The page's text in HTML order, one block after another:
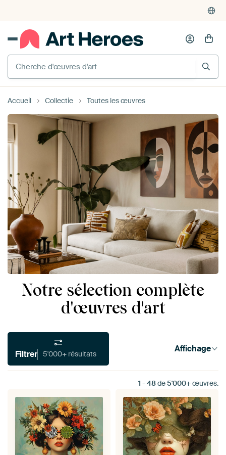
375'000+ murs vides remplis
Cherche d'œuvres d'art
Accueil Collectie Toutes les œuvres
Notre sélection complète
d'œuvres d'art
Filtrer 5'000+ résultats Affichage
1 - 48de5'000+œuvres.